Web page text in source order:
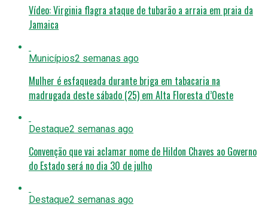
Vídeo: Virginia flagra ataque de tubarão a arraia em praia da
Jamaica
Municípios2 semanas ago
Mulher é esfaqueada durante briga em tabacaria na
madrugada deste sábado (25) em Alta Floresta d’Oeste
Destaque2 semanas ago
Convenção que vai aclamar nome de Hildon Chaves ao Governo
do Estado será no dia 30 de julho
Destaque2 semanas ago